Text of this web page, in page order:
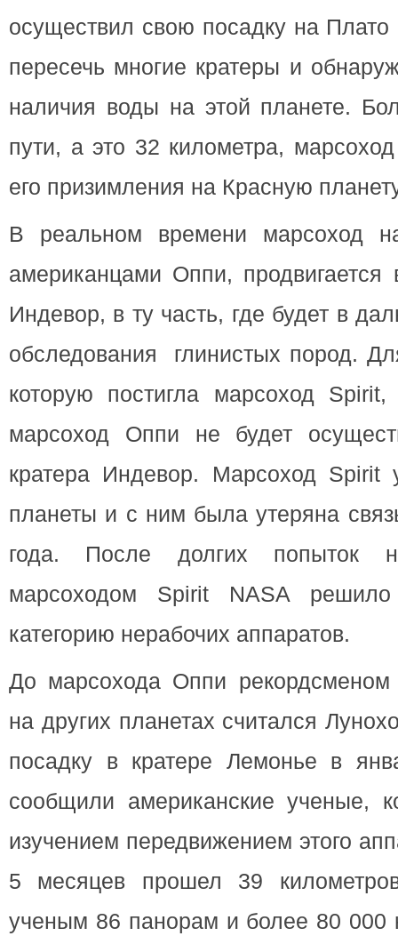
осуществил свою посадку на
пересечь многие кратеры и
наличия воды на этой планете.
пути, а это 32 километра,
его призимления на Красную
В реальном времени марсоход
американцами Оппи, продвигается
Индевор, в ту часть, где будет в
обследования глинистых пород.
которую постигла марсоход
марсоход Оппи не будет
кратера Индевор. Марсоход Spirit
планеты и с ним была утеряна
года. После долгих попыток
марсоходом Spirit NASA
категорию нерабочих аппаратов.
До марсохода Оппи
на других планетах считался
посадку в кратере Лемонье в
сообщили американские ученые,
изучением передвижением этого
5 месяцев прошел 39
ученым 86 панорам и более 80 000